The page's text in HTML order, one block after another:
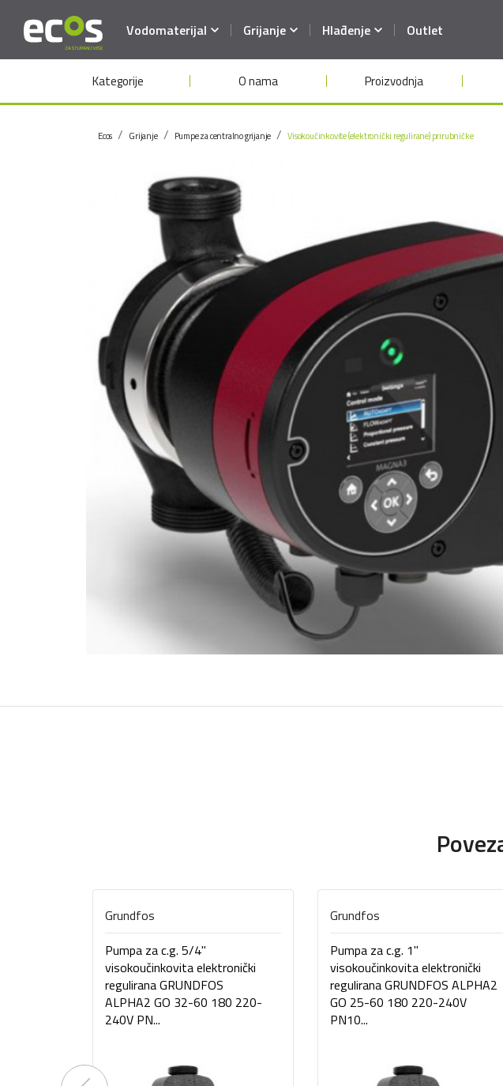
Vodomaterijal Grijanje Hlađenje Outlet
Kategorije O nama Proizvodnja
Ecos Grijanje Pumpe za centralno grijanje Visokoučinkovite (elektronički regulirane) prirubničke
Grundfos
Pumpa za c.g. 5/4"
visokoučinkovita elektronički
regulirana GRUNDFOS
ALPHA2 GO 32-60 180 220-
240V PN...
Grundfos
Pumpa za c.g. 1"
visokoučinkovita elektronički
regulirana GRUNDFOS ALPHA2
GO 25-60 180 220-240V
PN10...